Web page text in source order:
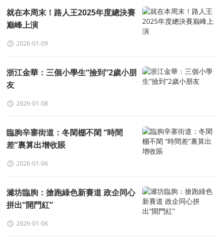
就在本周末！路人王2025年度總決賽
巅峰上演
2026-01-09
浙江金華：三個小學生“撿到”2歲小朋
友
2026-01-08
臨朐辛寨街道：冬閑棚不閑 “時間
差”裏算出增收賬
2026-01-06
濰坊臨朐：搶跑綠色新賽道 政企同心
拼出“開門紅”
2026-01-06